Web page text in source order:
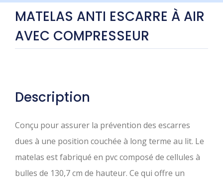
MATELAS ANTI ESCARRE À AIR
AVEC COMPRESSEUR
Description
Conçu pour assurer la prévention des escarres
dues à une position couchée à long terme au lit. Le
matelas est fabriqué en pvc composé de cellules à
bulles de 130,7 cm de hauteur. Ce qui offre un